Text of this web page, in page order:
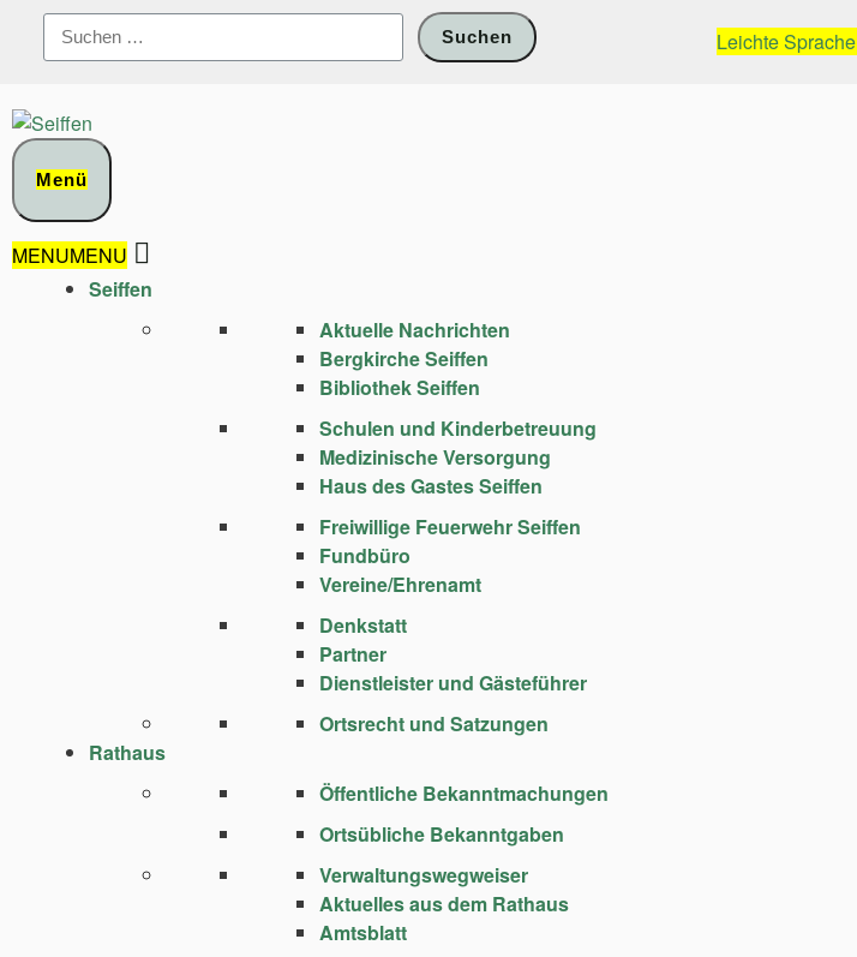
Suchen
nach:
Leichte Sprache
Menü
MENUMENU
Seiffen
Aktuelle Nachrichten
Bergkirche Seiffen
Bibliothek Seiffen
Schulen und Kinder­betreuung
Medizinische Versorgung
Haus des Gastes Seiffen
Freiwillige Feuerwehr Seiffen
Fundbüro
Vereine/Ehrenamt
Denkstatt
Partner
Dienstleister und Gästeführer
Ortsrecht und Satzungen
Rathaus
Öffentliche Bekanntmachungen
Ortsübliche Bekanntgaben
Verwaltungswegweiser
Aktuelles aus dem Rathaus
Amtsblatt